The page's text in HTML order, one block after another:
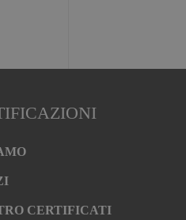
CERTIFICATI